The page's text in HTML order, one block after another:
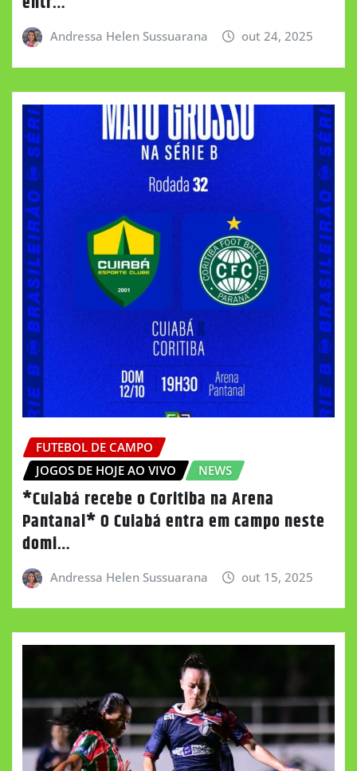
Andressa Helen Sussuarana out 24, 2025
FUTEBOL DE CAMPO
JOGOS DE HOJE AO VIVO
NEWS
*Cuiabá recebe o Coritiba na Arena
Pantanal* O Cuiabá entra em campo neste
domi…
Andressa Helen Sussuarana out 15, 2025